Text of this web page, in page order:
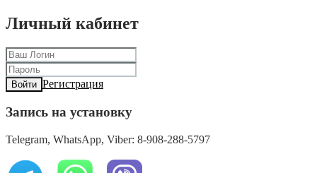
Личный кабинет
Войти Регистрация
Запись на установку
Telegram, WhatsApp, Viber: 8-908-288-5797